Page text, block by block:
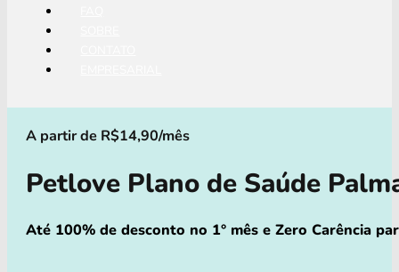
A partir de R$14,90/mês
Petlove Plano de Saúde
Até 100% de desconto no 1° mês e Zero Carência